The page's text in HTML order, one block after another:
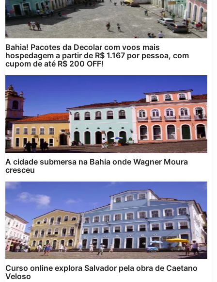
Bahia! Pacotes da Decolar com voos mais
hospedagem a partir de R$ 1.167 por pessoa, com
cupom de até R$ 200 OFF!
A cidade submersa na Bahia onde Wagner Moura
cresceu
Curso online explora Salvador pela obra de Caetano
Veloso